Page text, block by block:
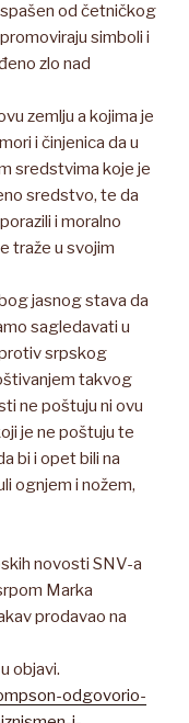
od četničkog
simboli i
zlo nad
zemlju a kojima je
i činjenica da u
sredstvima koje je
sredstvo, te da
i moralno
traže u svojim
jasnog stava da
sagledavati u
srpskog
takvog
ne poštuju ni ovu
je ne poštuju te
bi i opet bili na
ognjem i nožem,
novosti SNV-a
Marka
prodavao na
objavi.
odgovorio-